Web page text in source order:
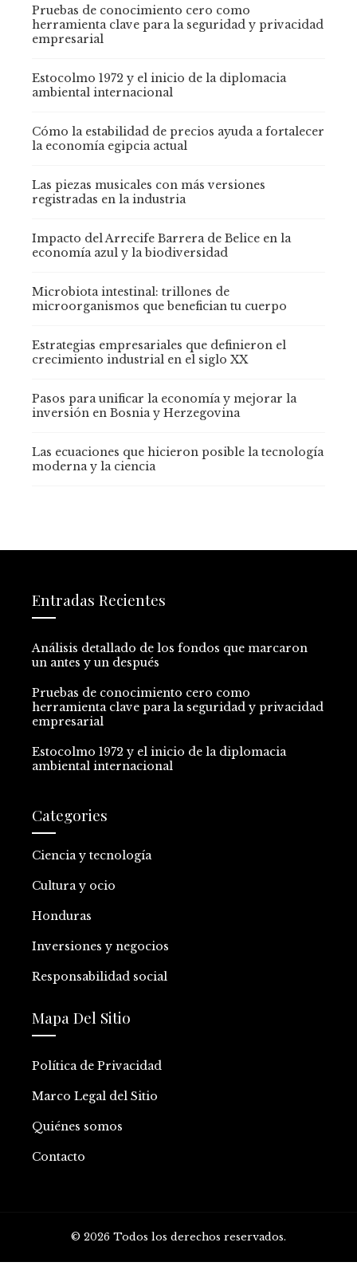
Pruebas de conocimiento cero como
herramienta clave para la seguridad y privacidad
empresarial
Estocolmo 1972 y el inicio de la diplomacia
ambiental internacional
Cómo la estabilidad de precios ayuda a fortalecer
la economía egipcia actual
Las piezas musicales con más versiones
registradas en la industria
Impacto del Arrecife Barrera de Belice en la
economía azul y la biodiversidad
Microbiota intestinal: trillones de
microorganismos que benefician tu cuerpo
Estrategias empresariales que definieron el
crecimiento industrial en el siglo XX
Pasos para unificar la economía y mejorar la
inversión en Bosnia y Herzegovina
Las ecuaciones que hicieron posible la tecnología
moderna y la ciencia
Entradas Recientes
Análisis detallado de los fondos que marcaron
un antes y un después
Pruebas de conocimiento cero como
herramienta clave para la seguridad y privacidad
empresarial
Estocolmo 1972 y el inicio de la diplomacia
ambiental internacional
Categories
Ciencia y tecnología
Cultura y ocio
Honduras
Inversiones y negocios
Responsabilidad social
Mapa Del Sitio
Política de Privacidad
Marco Legal del Sitio
Quiénes somos
Contacto
© 2026 Todos los derechos reservados.